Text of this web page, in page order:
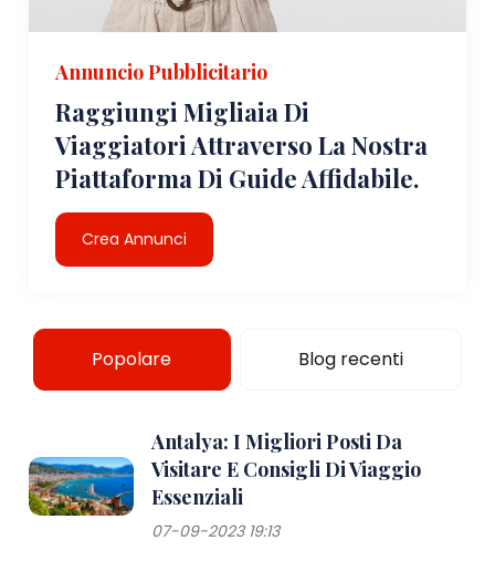
Annuncio Pubblicitario
Raggiungi Migliaia Di
Viaggiatori Attraverso La Nostra
Piattaforma Di Guide Affidabile.
Crea Annunci
Popolare Blog recenti
Antalya: I Migliori Posti Da
Visitare E Consigli Di Viaggio
Essenziali
07-09-2023 19:13